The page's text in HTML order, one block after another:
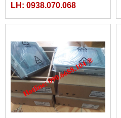
MÀN HÌNH HMIGXU3512 -
7INCH CÓ ETHRNET
LH: 0938.070.068